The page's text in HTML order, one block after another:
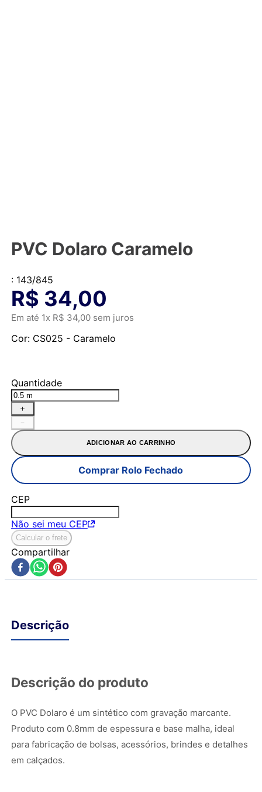
PVC Dolaro Caramelo
: 143/845
R$ 34,00
Em até 1x R$ 34,00sem juros
Cor: CS025 - Caramelo
Quantidade
＋
－
ADICIONAR AO CARRINHO
Comprar Rolo Fechado
CEP
Não sei meu CEP
Calcular o frete
Compartilhar
Descrição
Descrição do produto
O PVC Dolaro é um sintético com gravação marcante.
Produto com 0.8mm de espessura e base malha, ideal
para fabricação de bolsas, acessórios, brindes e detalhes
em calçados.